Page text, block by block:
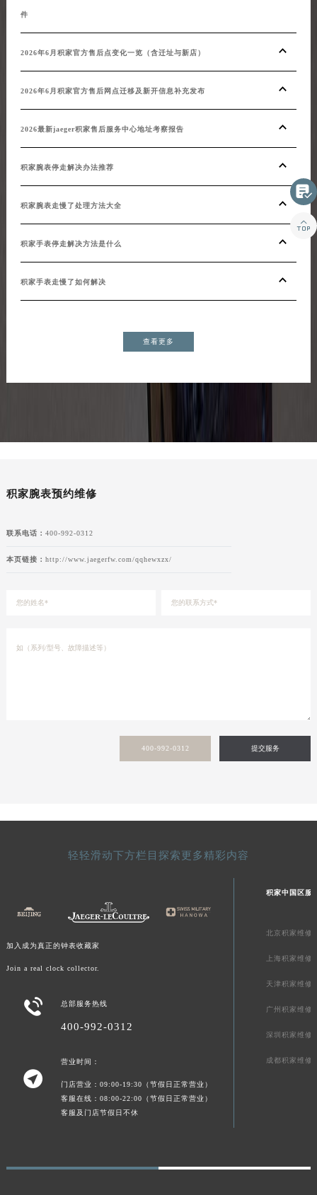
件
2026年6月积家官方售后点变化一览（含迁址与新店）
2026年6月积家官方售后网点迁移及新开信息补充发布
2026最新jaeger积家售后服务中心地址考察报告
积家腕表停走解决办法推荐
积家腕表走慢了处理方法大全
积家手表停走解决方法是什么
积家手表走慢了如何解决
查看更多
积家腕表预约维修
联系电话： 400-992-0312
本页链接： http://www.jaegerfw.com/qqhewxzx/
400-992-0312 提交服务
轻轻滑动下方栏目探索更多精彩内容
加入成为真正的钟表收藏家
Join a real clock collector.
 总部服务热线
400-992-0312

营业时间：
门店营业：09:00-19:30（节假日正常营业）
客服在线：08:00-22:00（节假日正常营业）
客服及门店节假日不休
积家中国区服
北京积家维修
上海积家维修
天津积家维修
广州积家维修
深圳积家维修
成都积家维修

